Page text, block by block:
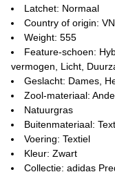
Latchet: Normaal
Country of origin: VN
Weight: 555
Feature-schoen:
vermogen, Licht,
Geslacht: Dames,
Zool-materiaal:
Natuurgras
Buitenmateriaal:
Voering: Textiel
Kleur: Zwart
Collectie: adidas